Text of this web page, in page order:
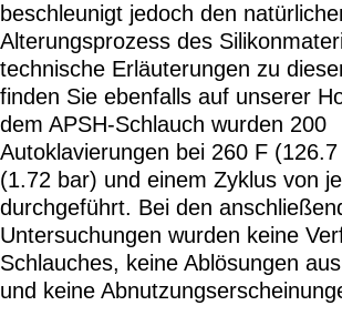
beschleunigt jedoch den
Alterungsprozess des
technische Erläuterungen zu
finden Sie ebenfalls auf unserer
dem APSH-Schlauch wurden 200
Autoklavierungen bei 260 F (126.7
(1.72 bar) und einem Zyklus von
durchgeführt. Bei den
Untersuchungen wurden keine
Schlauches, keine Ablösungen
und keine